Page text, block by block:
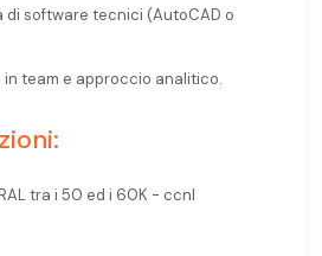
di software tecnici (AutoCAD o
team e approccio analitico.
tra i 50 ed i 60K - ccnl